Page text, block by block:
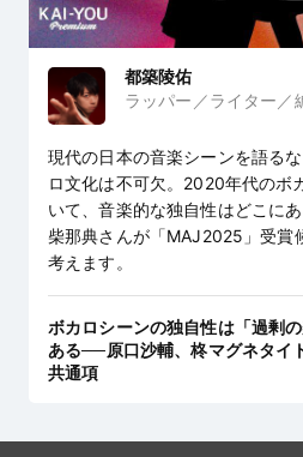
都築陵佑
ラッパー／ライター／
現代の日本の音楽シーンを語る
ロ文化は不可欠。2020年代のボ
いて、音楽的な独自性はどこに
柴那典さんが「MAJ2025」受賞
考えます。
ボカロシーンの独自性は「過剰
ある──原口沙輔、柊マグネタイ
共通項